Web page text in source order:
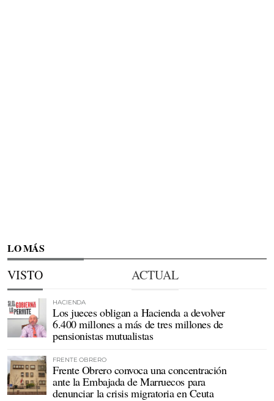
LO MÁS
VISTO ACTUAL
HACIENDA
Los jueces obligan a Hacienda a devolver
6.400 millones a más de tres millones de
pensionistas mutualistas
FRENTE OBRERO
Frente Obrero convoca una concentración
ante la Embajada de Marruecos para
denunciar la crisis migratoria en Ceuta